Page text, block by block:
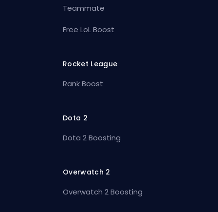
Teammate
Free LoL Boost
Rocket League
Rank Boost
Dota 2
Dota 2 Boosting
Overwatch 2
Overwatch 2 Boosting